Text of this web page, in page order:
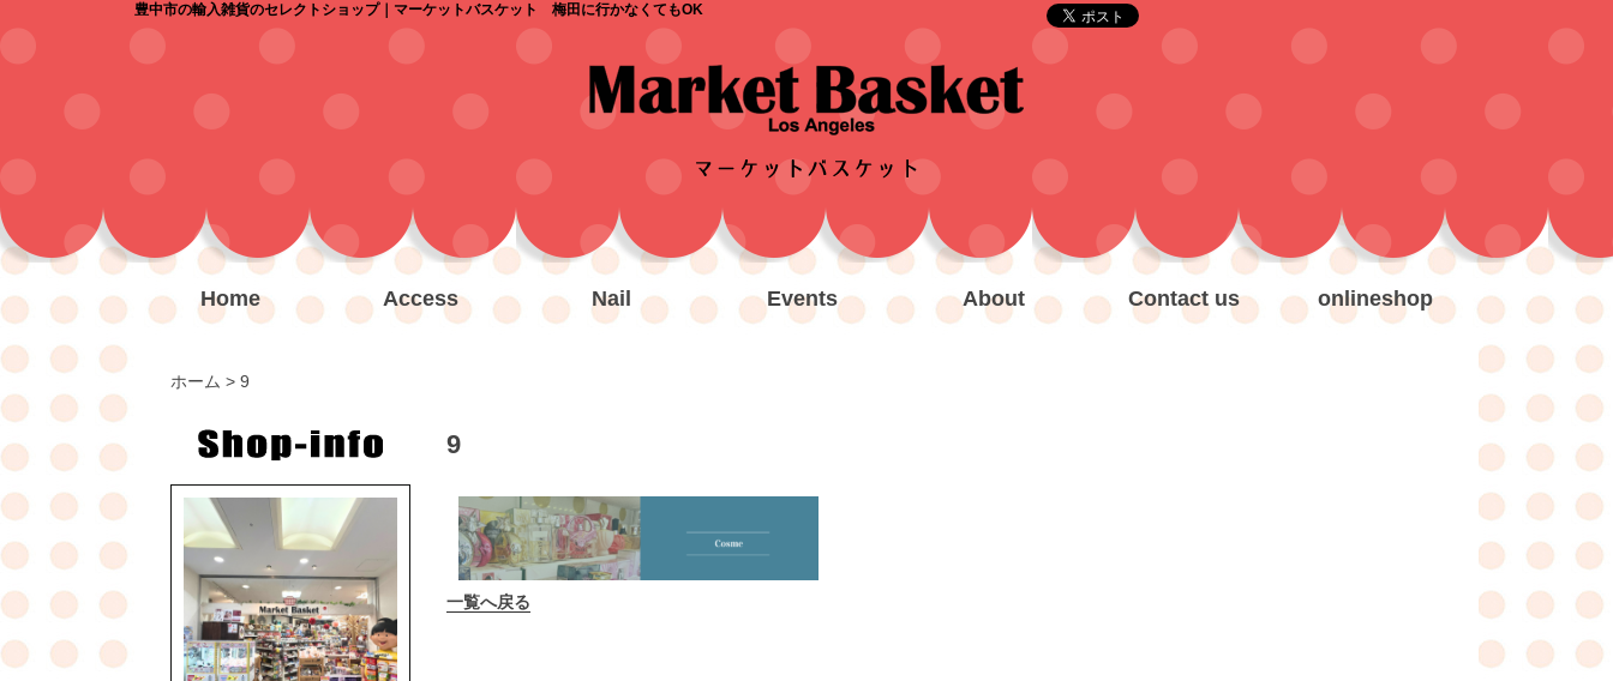
豊中市の輸入雑貨のセレクトショップ｜マーケットバスケット 梅田に行かなくてもOK
Home Access Nail Events About Contact us onlineshop
ホーム > 9
9
一覧へ戻る